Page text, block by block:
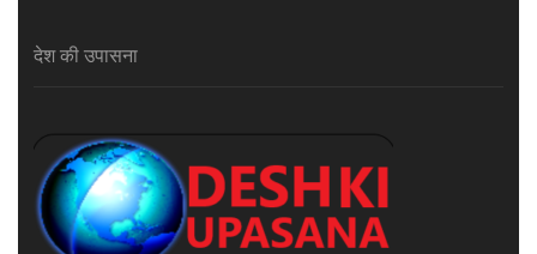
देश की उपासना